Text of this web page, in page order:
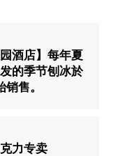
园酒店】每年夏
的季节刨冰於
售。
力专卖